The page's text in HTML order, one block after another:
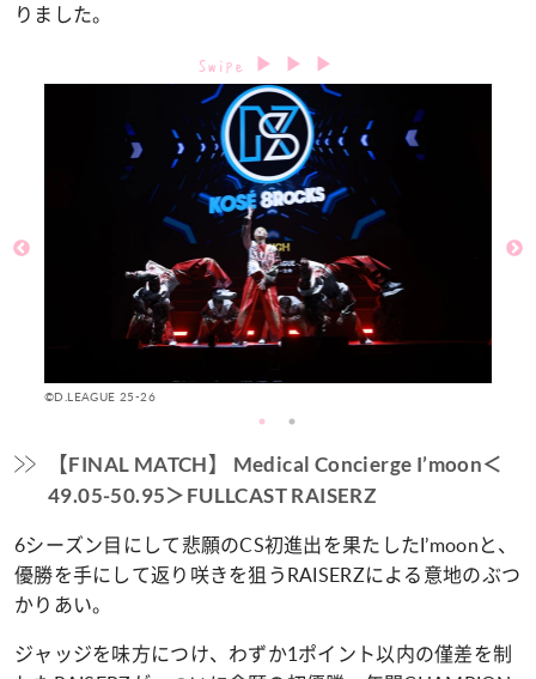
りました。
©D.LEAGUE 25-26
【FINAL MATCH】 Medical Concierge I’moon＜
49.05-50.95＞FULLCAST RAISERZ
6シーズン目にして悲願のCS初進出を果たしたI’moonと、
優勝を手にして返り咲きを狙うRAISERZによる意地のぶつ
かりあい。
ジャッジを味方につけ、わずか1ポイント以内の僅差を制